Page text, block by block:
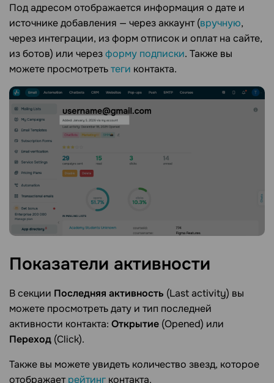
Под адресом отображается информация о дате и
источнике добавления — через аккаунт (вручную,
через интеграции, из форм отписок и оплат на сайте,
из ботов) или черезформу подписки. Также вы
можете просмотретьтеги контакта.
Показатели активности
В секции Последняя активность (Last activity) вы
можете просмотреть дату и тип последней
активности контакта: Открытие (Opened) или
Переход (Click).
Также вы можете увидеть количество звезд, которое
отображаетрейтинг контакта.